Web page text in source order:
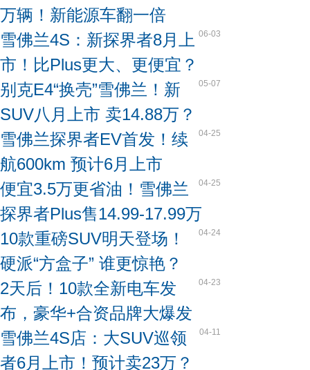
万辆！新能源车翻一倍
06-03
雪佛兰4S：新探界者8月上
市！比Plus更大、更便宜？
05-07
别克E4“换壳”雪佛兰！新
SUV八月上市 卖14.88万？
04-25
雪佛兰探界者EV首发！续
航600km 预计6月上市
04-25
便宜3.5万更省油！雪佛兰
探界者Plus售14.99-17.99万
04-24
10款重磅SUV明天登场！
硬派“方盒子” 谁更惊艳？
04-23
2天后！10款全新电车发
布，豪华+合资品牌大爆发
04-11
雪佛兰4S店：大SUV巡领
者6月上市！预计卖23万？